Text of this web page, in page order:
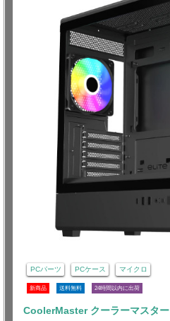
PCパーツ PCケース マイクロ
新商品 送料無料 24時間以内に出荷
CoolerMaster クーラーマスター